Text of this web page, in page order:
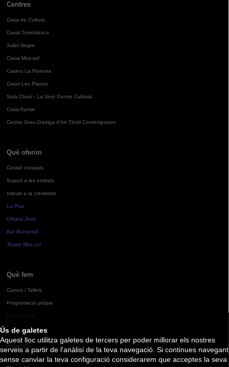
Ús de galetes
Aquest lloc utilitza galetes de tercers per poder millorar els nostres
serveis a partir de l'anàlisi de la teva navegació. Si continues navegant
sense canviar la teva configuració considerarem que acceptes la seva
Centres
Casa de Cultura
Casal Torreblanca
Xalet Negre
Casal Mira-sol
Casino La Floresta
Casal Les Planes
Sala Clavé - La Unió Centre Cultural
Casa Aymat
Centre Grau-Garriga d'Art Tèxtil Contemporani
Què oferim
Cessió d'espais
Suport a les entitats
Impuls a la creativitat
La Pua
Oficina Jove
Bar Bocamoll
Teatre Mira-sol
Què fem
Cursos i Tallers
Programació pròpia
Agenda